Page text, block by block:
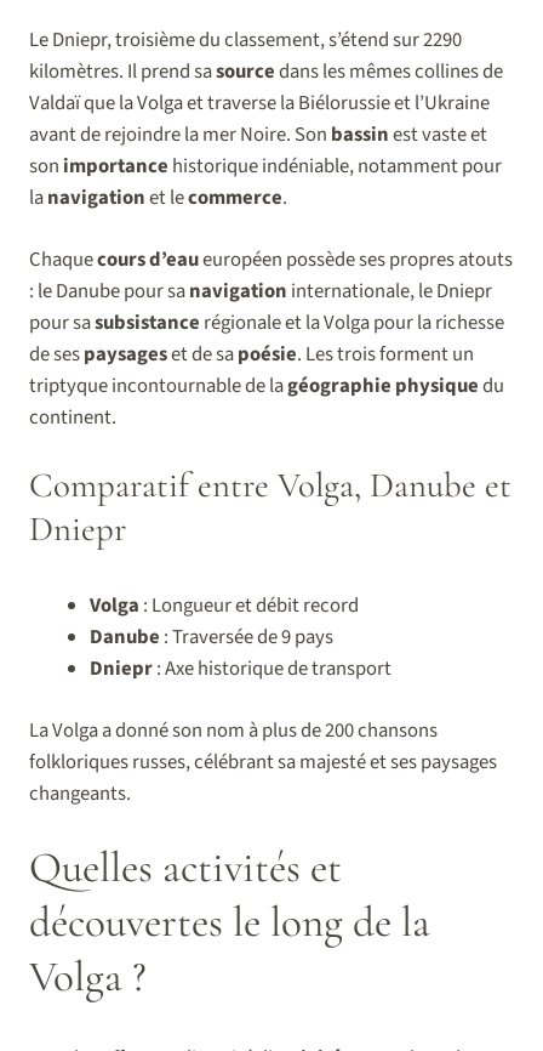
Le Dniepr, troisième du classement, s’étend sur 2290
kilomètres. Il prend sasourcedans les mêmes collines de
Valdaï que la Volga et traverse la Biélorussie et l’Ukraine
avant de rejoindre la mer Noire. Son bassinest vaste et
son importance historique indéniable, notamment pour
lanavigationet lecommerce.
Chaquecours d’eaueuropéen possède ses propres atouts
: le Danube pour sanavigation internationale, le Dniepr
pour sasubsistance régionale et la Volga pour la richesse
de sespaysageset de sapoésie. Les trois forment un
triptyque incontournable de lagéographie physiquedu
continent.
Comparatif entre Volga, Danube et
Dniepr
Volga : Longueur et débit record
Danube : Traversée de 9 pays
Dniepr: Axe historique de transport
La Volga a donné son nom à plus de 200 chansons
folkloriques russes, célébrant sa majesté et ses paysages
changeants.
Quelles activités et
découvertes le long de la
Volga ?